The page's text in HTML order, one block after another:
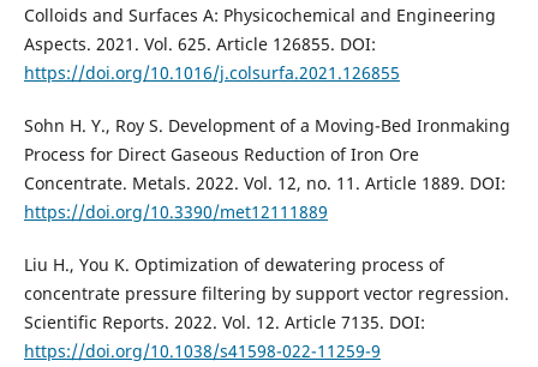
Colloids and Surfaces A: Physicochemical and Engineering
Aspects. 2021. Vol. 625. Article 126855. DOI:
https://doi.org/10.1016/j.colsurfa.2021.126855
Sohn H. Y., Roy S. Development of a Moving-Bed Ironmaking
Process for Direct Gaseous Reduction of Iron Ore
Concentrate. Metals. 2022. Vol. 12, no. 11. Article 1889. DOI:
https://doi.org/10.3390/met12111889
Liu H., You K. Optimization of dewatering process of
concentrate pressure filtering by support vector regression.
Scientific Reports. 2022. Vol. 12. Article 7135. DOI:
https://doi.org/10.1038/s41598-022-11259-9